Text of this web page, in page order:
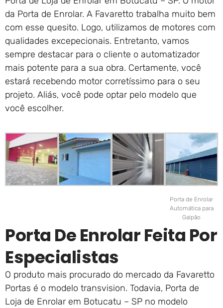
da Porta de Enrolar. A Favaretto trabalha muito bem
com esse quesito. Logo, utilizamos de motores com
qualidades excepecionais. Entretanto, vamos
sempre destacar para o cliente o automatizador
mais potente para a sua obra. Certamente, você
estará recebendo motor corretíssimo para o seu
projeto. Aliás, você pode optar pelo modelo que
você escolher.
Porta de Enrolar
Automática para
Galpão
Porta De Enrolar Feita Por
Especialistas
O produto mais procurado do mercado da Favaretto
Portas é o modelo transvision. Todavia, Porta de
Loja de Enrolar em Botucatu – SP no modelo